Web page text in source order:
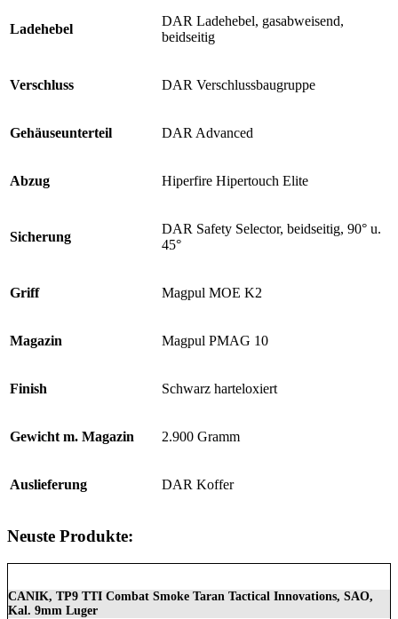
Ladehebel
DAR Ladehebel, gasabweisend,
beidseitig
Verschluss DAR Verschlussbaugruppe
Gehäuseunterteil DAR Advanced
Abzug Hiperfire Hipertouch Elite
Sicherung
DAR Safety Selector, beidseitig, 90° u.
45°
Griff Magpul MOE K2
Magazin Magpul PMAG 10
Finish Schwarz harteloxiert
Gewicht m. Magazin 2.900 Gramm
Auslieferung DAR Koffer
Neuste Produkte:
CANIK, TP9 TTI Combat Smoke Taran Tactical Innovations, SAO,
Kal. 9mm Luger